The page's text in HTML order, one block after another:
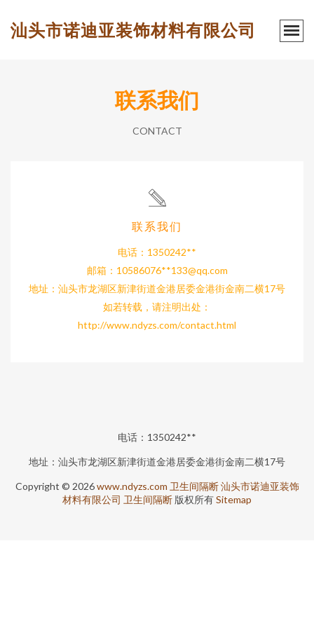
汕头市诺迪亚装饰材料有限公司
联系我们
CONTACT
联系我们
电话：1350242**
邮箱：10586076**133@qq.com
地址：汕头市龙湖区新津街道金港居委金港街金南二横17号
如若转载，请注明出处：
http://www.ndyzs.com/contact.html
电话：1350242**
地址：汕头市龙湖区新津街道金港居委金港街金南二横17号
Copyright © 2026www.ndyzs.com 卫生间隔断 汕头市诺迪亚装饰
材料有限公司 卫生间隔断 版权所有Sitemap